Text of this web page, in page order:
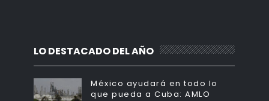
LO DESTACADO DEL AÑO
México ayudará en todo lo
que pueda a Cuba: AMLO